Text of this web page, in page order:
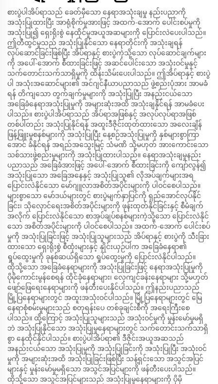
စားပွဲပါအိပ်ရာသည် ခေတ်မှီသော နေရာအသုံးချမှု နည်းပညာကို
အသုံးပြုထားပြီး အာရုံစိုက်မှုအားဖြင့် အထက်-အောက် ပေါင်းစပ်မှုကို
အသုံးပြု၍ ရှေးရိုးစွဲ နေထိုင်မှုအယူအဆများကို ပြောင်းလဲပေးပါသည်။
ဤတီထွင်မှုသည် အသုံးပြုနိုင်သော နေရာတိုင်းကို အသုံးချရန်
လုပ်ဆောင်ခြင်းဖြစ်ပြီး အိပ်ရာနှင့် စားပွဲကဲ့သို့သော လုပ်ဆောင်ချက်များ
ကို အပေါ်-အောက် စီထားခြင်းဖြင့် အဆင်ပေါင်းသော အသုံးဝင်မှုနှင့်
သက်တောင်းသက်သာရှိမှုကို ထိန်းသိမ်းပေးပါသည်။ ဤအိပ်ရာနှင့် စားပွဲ
ပါ အသုံးအဆောင်များ၏ အင်ဂျင်နီယာပညာသည် ဖွဲ့စည်းပုံအား အာမခံ
ရန် တိကျသော တွက်ချက်မှုများကို အသုံးပြုပြီး အနည်းငယ်သော
အခြေခံနေရာအသုံးပြုမှုကို အများဆုံးအထိ အသုံးချနိုင်ရန် အာမခံပေး
ပါသည်။ စားပွဲပါအိပ်ရာသည် အိပ်ရာအဖြစ်နှင့် အလုပ်လုပ်ရာအဖြစ်
တစ်ပါတည်း အသုံးပြုနိုင်ရန် အထူးဒီဇိုင်းထုတ်ထားသော အလေးချိန်
ဖြန့်ဖြူးမှုစနစ်များကို အသုံးပြုပြီး နေ့စဉ်အသုံးပြုမှုကို နှစ်များစွာကြာ
အောင် ခံနိုင်ရန် အရည်အသွေးမြင့် သံမဏိ သို့မဟုတ် အားကောင်းသော
သစ်သားဖွဲ့စည်းမှုများကို အသုံးပြုထားပါသည်။ နေရာအသုံးချမှုနည်း
ပညာသည် အခြေခံအားဖြင့် အပေါ်-အောက် စီထားခြင်းကို ကျော်လွန်၍
အသုံးပြုသော အခြေအနေနှင့် အသုံးပြုသူ၏ လိုအပ်ချက်များအရ
ပြောင်းလဲနိုင်သော မော်ဂျူလာအစိတ်အပိုင်းများကို ပါဝင်စေပါသည်။
များစွာသော မော်ဒယ်များတွင် စားပွဲမျက်နှာပြင်ကို ရှည်အောင်လုပ်နိုင်
ခြင်း၊ သိုလှောင်ရေးအစိတ်အပိုင်းများကို ဖုန်းထုတ်နိုင်ခြင်းနှင့် စီမံချက်
အလိုက် ပြောင်းလဲနိုင်သော စာအုပ်ချပ်စနစ်များကဲ့သို့သော ပြောင်းလဲနိုင်
သော အစိတ်အပိုင်းများကို ပါဝင်စေပါသည်။ အထက်-အောက် ပေါင်းစပ်
မှုကို အသုံးပြုခြင်းဖြင့် အသုံးပြုသူများသည် အိပ်ရာနှင့် စားပွဲကို သီးခြား
ထားသော ရှေးရိုးစွဲ စီထုံးများနှင့် နှိုင်းယှဉ်ပါက အခြေခံနေရာ၏
ရှုပ်ထွေးမှုကို ခုနစ်ဆယ်ရှိသော ရှုပ်ထွေးမှုကို ပြောင်းလဲနိုင်ပါသည်။
ထိုသို့သော အခြေခံနေရာများကို အသုံးပြုခြင်းဖြင့် နေရာအသုံးပြုမှုကို
ပိုမိုကောင်းမွန်စေရန် ထိုင်ခုံနေရာများ၊ လေ့ကျင်ခန်းနေရာများ သို့မဟုတ်
ဖျော်ဖြေရေးနေရာများကို ဖန်တီးပေးနိုင်ပါသည်။ ဤနည်းပညာသည်
မြို့ပြနေရာများတွင် အထူးအသုံးဝင်ပါသည်။ မြို့ပြနေရာများတွင် မြေ
နေရာစုံစမ်းမှုများသည် စတုရန်းပေ တစ်ခုချင်းစီကို အရေးကြီးစေ
ပါသည်။ ထို့ကြောင့် အသုံးပြုသူများသည် အသုံးဝင်မှုကို မှုန်းမော်မှုမရှိ
ဘဲ အသုံးပြုနိုင်သော အသုံးပြုမှုနေရာများတွင် သက်တောင်းသက်သာရှိ
စွာ နေထိုင်နိုင်ပါသည်။ စားပွဲပါအိပ်ရာ၏ ဒီဇိုင်းအယူအဆသည်
အနည်းငယ်သော အသုံးပြုမှုကို အသုံးပြုခြင်းကို အသုံးပြုပြီး အသုံးဝင်
မှုကို အများဆုံးအထိ အသုံးပြုခြင်းဖြစ်ပြီး သန့်ရှင်းသော အသွင်အပြင်
များနှင့် မှုန်းမော်မှုမရှိသော အသွင်အပြင်များကို ဖန်တီးပေးပါသည်။
ထိုသို့သော အသွင်အပြင်များသည် အသုံးပြုမှုနေရာများကို ပိုမို